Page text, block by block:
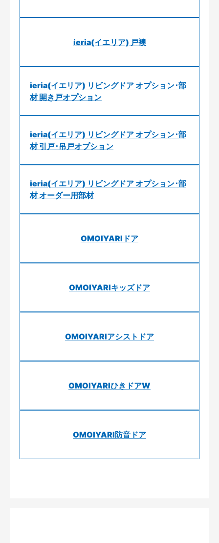
ieria(イエリア) 戸襖
ieria(イエリア) リビングドア オプション･部
材 開き戸オプション
ieria(イエリア) リビングドア オプション･部
材 引戸･吊戸オプション
ieria(イエリア) リビングドア オプション･部
材 オーダー用部材
OMOIYARIドア
OMOIYARIキッズドア
OMOIYARIアシストドア
OMOIYARIひきドアW
OMOIYARI防音ドア